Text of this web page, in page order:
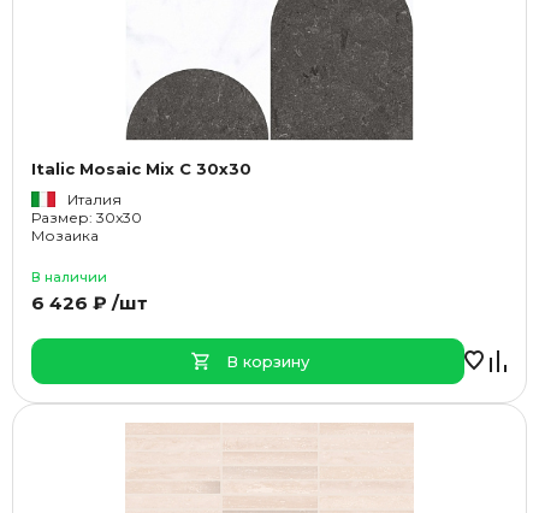
Italic Mosaic Mix C 30x30
Италия
Размер: 30x30
Мозаика
В наличии
6 426 ₽ /шт
В корзину